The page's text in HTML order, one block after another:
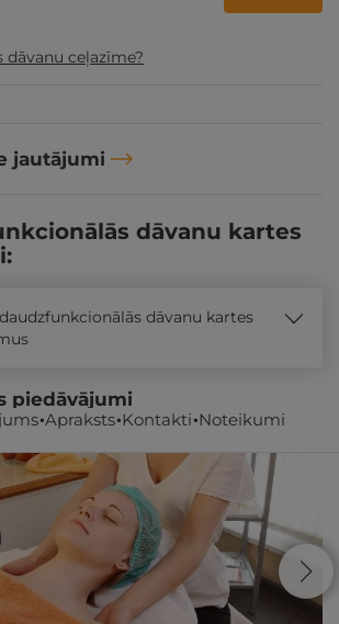
dāvanu ceļazīme?
jautājumi
Apraksts Kontakti Noteikumi
dāvanu kartes
dāvanu kartes
piedāvājumi